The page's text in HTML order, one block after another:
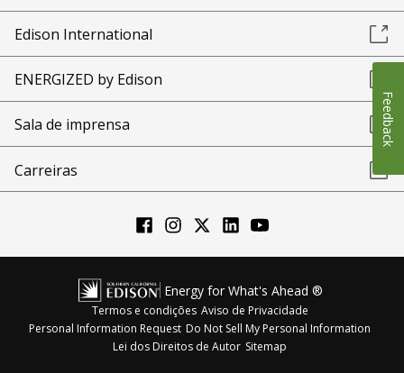
Edison International
ENERGIZED by Edison
Sala de imprensa
Carreiras
Energy for What's Ahead ®
Termos e condições Aviso de Privacidade
Personal Information Request Do Not Sell My Personal Information
Lei dos Direitos de Autor Sitemap
Feedback